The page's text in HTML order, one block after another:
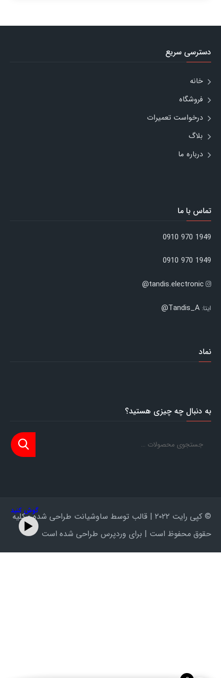
دسترسی سریع
خانه
فروشگاه
درخواست تعمیرات
بلاگ
درباره ما
گوش کنید
تماس با ما
1949 970 0910
1949 970 0910
tandis.electronic@
ایتا: Tandis_A@
نماد
به دنبال چه چیزی هستید؟
© کپی رایت ۲۰۲۲ | قالب توسط ساوشیانت طراحی شده - کلیه
حقوق محفوظ است | برای وردپرس طراحی شده است